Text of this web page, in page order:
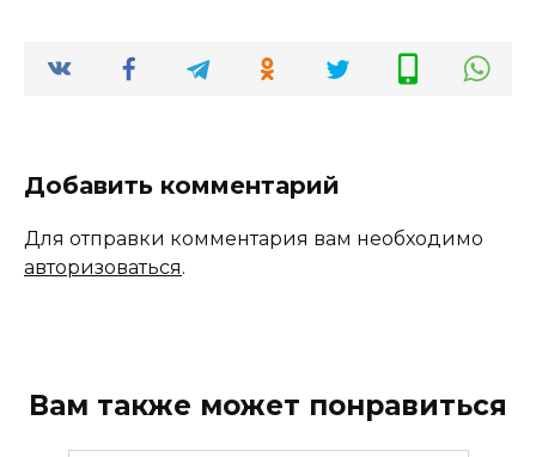
Добавить комментарий
Для отправки комментария вам необходимо
авторизоваться.
Вам также может понравиться